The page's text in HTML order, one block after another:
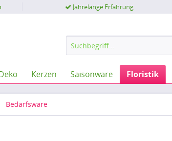
Jahrelange Erfahrung
Kerzen Saisonware Floristik
Bedarfsware